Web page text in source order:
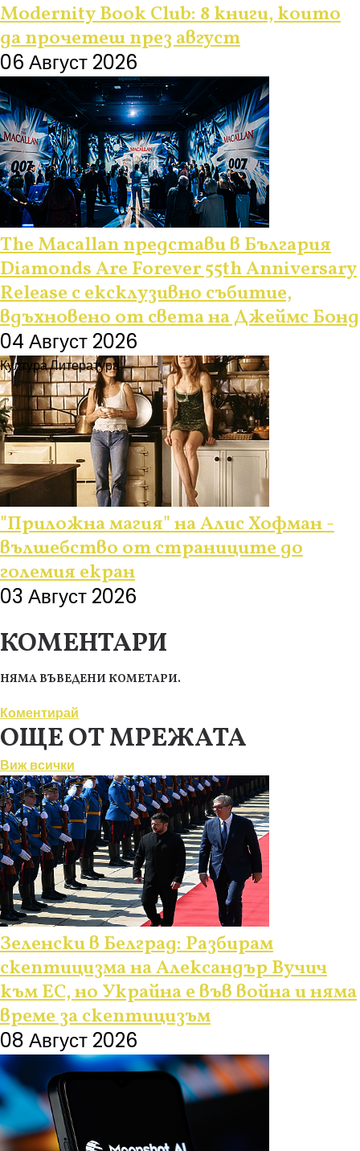
Modernity Book Club: 8 книги, които
да прочетеш през август
06 Август 2026
Култура Събития
The Macallan представи в България
Diamonds Are Forever 55th Anniversary
Release с ексклузивно събитие,
вдъхновено от света на Джеймс Бонд
04 Август 2026
КултураЛитература
"Приложна магия" на Алис Хофман -
вълшебство от страниците до
големия екран
03 Август 2026
КОМЕНТАРИ
НЯМА ВЪВЕДЕНИ КОМЕТАРИ.
Коментирай
ОЩЕ ОТ МРЕЖАТА
Виж всички
Зеленски в Белград: Разбирам
скептицизма на Александър Вучич
към ЕС, но Украйна е във война и няма
време за скептицизъм
08 Август 2026